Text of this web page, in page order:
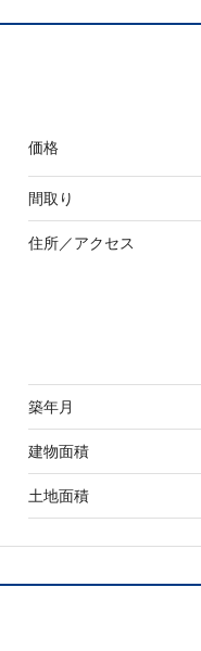
価格
間取り
住所／アクセス
築年月
建物面積
土地面積